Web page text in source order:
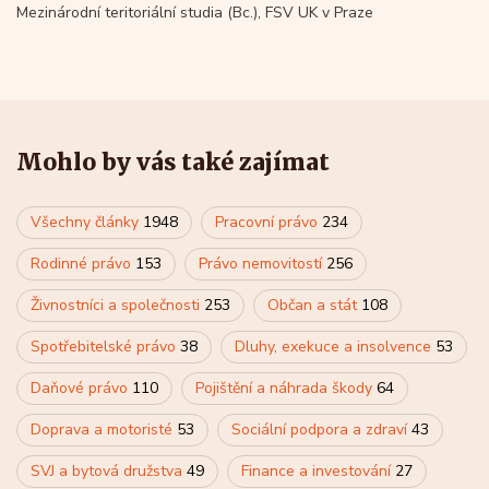
Mezinárodní teritoriální studia (Bc.), FSV UK v Praze
Mohlo by vás také zajímat
Všechny články 1948 Pracovní právo 234
Rodinné právo 153 Právo nemovitostí 256
Živnostníci a společnosti 253 Občan a stát 108
Spotřebitelské právo 38 Dluhy, exekuce a insolvence 53
Daňové právo 110 Pojištění a náhrada škody 64
Doprava a motoristé 53 Sociální podpora a zdraví43
SVJ a bytová družstva 49 Finance a investování 27